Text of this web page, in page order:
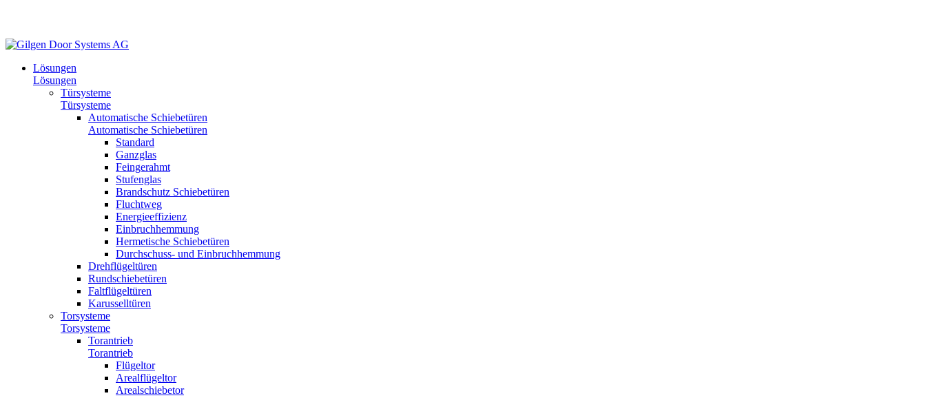
Lösungen
Lösungen
Türsysteme
Türsysteme
Automatische Schiebetüren
Automatische Schiebetüren
Standard
Ganzglas
Feingerahmt
Stufenglas
Brandschutz Schiebetüren
Fluchtweg
Energieeffizienz
Einbruchhemmung
Hermetische Schiebetüren
Durchschuss- und Einbruchhemmung
Drehflügeltüren
Rundschiebetüren
Faltflügeltüren
Karusselltüren
Torsysteme
Torsysteme
Torantrieb
Torantrieb
Flügeltor
Arealflügeltor
Arealschiebetor